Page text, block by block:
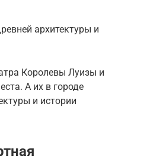
архитектуры и
Королевы Луизы и
А их в городе
и истории